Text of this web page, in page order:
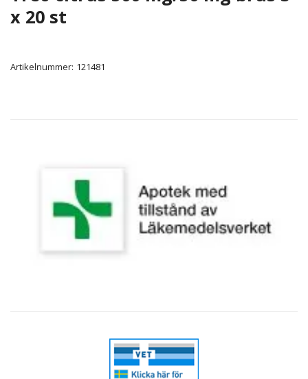
x 20 st
Artikelnummer: 121481